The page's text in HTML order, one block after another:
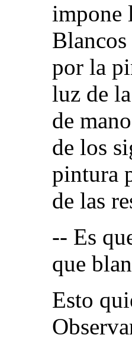
impone
por la
luz de
de
de los
pintura
de las
-- Es
que
Esto